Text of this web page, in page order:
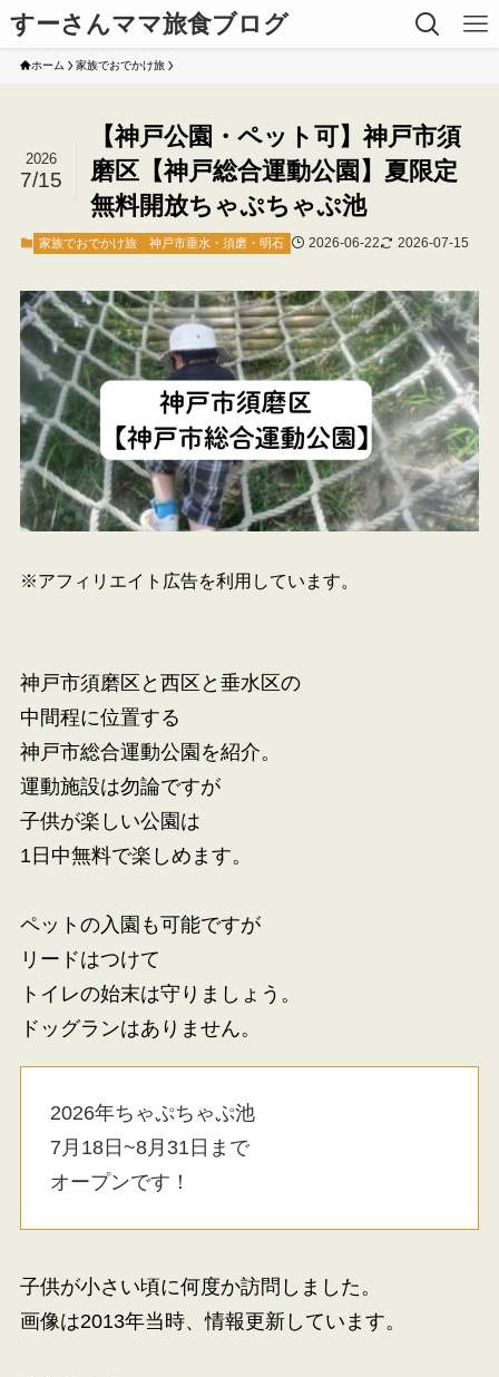
すーさんママ旅食ブログ
ホーム 家族でおでかけ旅
【神戸公園・ペット可】神戸市須
磨区【神戸総合運動公園】夏限定
無料開放ちゃぷちゃぷ池
2026
7/15
家族でおでかけ旅 神戸市垂水・須磨・明石 2026-06-22 2026-07-15
※アフィリエイト広告を利用しています。
神戸市須磨区と西区と垂水区の
中間程に位置する
神戸市総合運動公園を紹介。
運動施設は勿論ですが
子供が楽しい公園は
1日中無料で楽しめます。
ペットの入園も可能ですが
リードはつけて
トイレの始末は守りましょう。
ドッグランはありません。
2026年ちゃぷちゃぷ池
7月18日~8月31日まで
オープンです！
子供が小さい頃に何度か訪問しました。
画像は2013年当時、情報更新しています。